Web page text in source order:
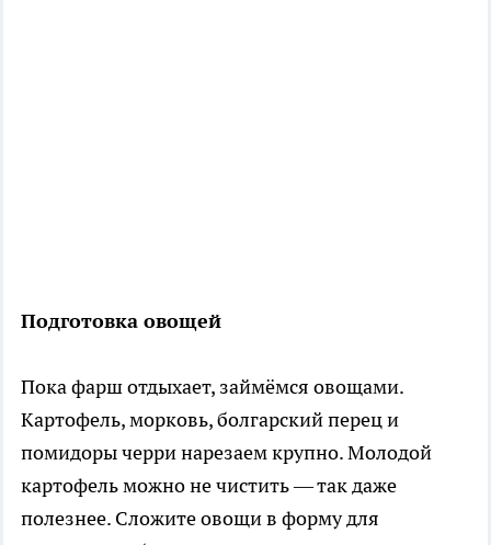
Подготовка овощей
Пока фарш отдыхает, займёмся овощами.
Картофель, морковь, болгарский перец и
помидоры черри нарезаем крупно. Молодой
картофель можно не чистить — так даже
полезнее. Сложите овощи в форму для